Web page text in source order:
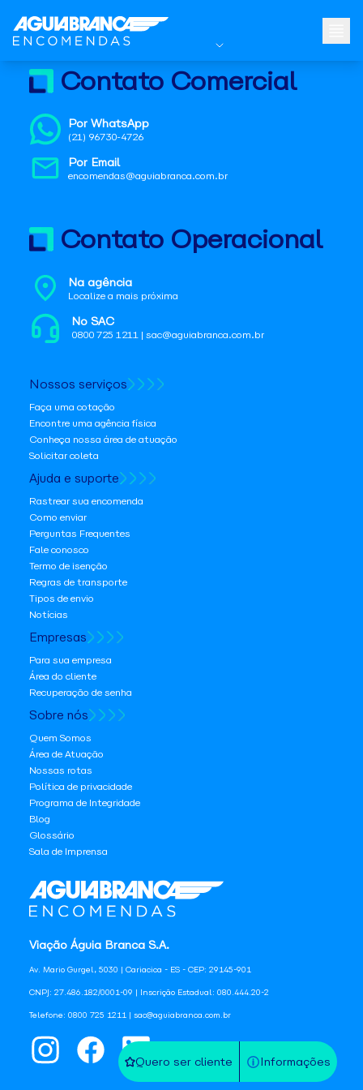
Quero ser cliente Informações
Viação Águia Branca S.A.
Av. Mario Gurgel, 5030 | Cariacica - ES - CEP: 29145-901
CNPJ: 27.486.182/0001-09 | Inscrição Estadual: 080.444.20-2
Telefone: 0800 725 1211 | sac@aguiabranca.com.br
Contato Comercial
Por WhatsApp
(21) 96730-4726
Por Email
encomendas@aguiabranca.com.br
Contato Operacional
Na agência
Localize a mais próxima
No SAC
0800 725 1211 | sac@aguiabranca.com.br
Nossos serviços
Faça uma cotação
Encontre uma agência física
Conheça nossa área de atuação
Solicitar coleta
Ajuda e suporte
Rastrear sua encomenda
Como enviar
Perguntas Frequentes
Fale conosco
Termo de isenção
Regras de transporte
Tipos de envio
Notícias
Empresas
Para sua empresa
Área do cliente
Recuperação de senha
Sobre nós
Quem Somos
Área de Atuação
Nossas rotas
Política de privacidade
Programa de Integridade
Blog
Glossário
Sala de Imprensa